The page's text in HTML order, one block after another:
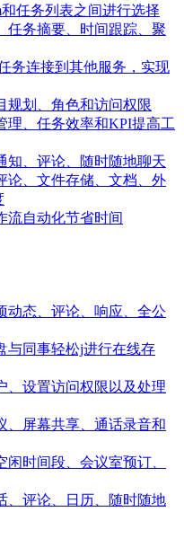
任务列表之间进行选择
任务摘要、时间跟踪、聚
务连接到其他服务，实现
规划、角色和访问权限
理、任务效率和KPI提高工
知、评论、随时随地聊天
论、文件存储、文档、外
流自动化节省时间
动态、评论、响应、全公
与同事轻松j进行在线存
、设置访问权限以及处理
、屏幕共享、通话录音和
时间段、会议室预订、
、评论、日历、随时随地